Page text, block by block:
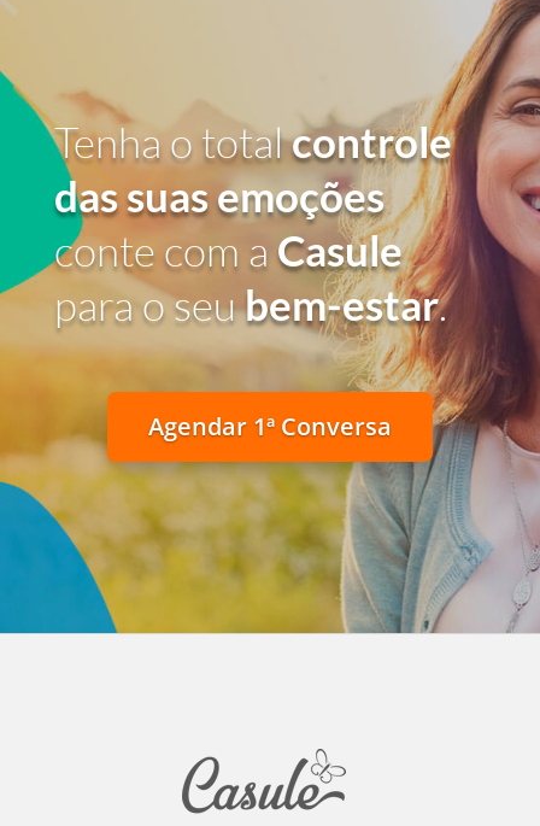
Tenha o totalcontrole
das suas emoções
conte com a Casule
para o seubem-estar.
Agendar 1ª Conversa